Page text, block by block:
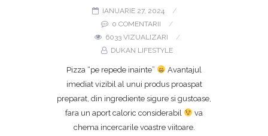
IANUARIE 27, 2024
0 COMENTARII
6033 VIZUALIZARI
DUKAN LIFESTYLE
Pizza “pe repede inainte”
Avantajul
imediat vizibil al unui produs proaspat
preparat, din ingrediente sigure si gustoase,
fara un aport caloric considerabil
va
chema incercarile voastre viitoare.